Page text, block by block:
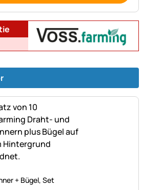
Bewertungen)
+ Bügel, Set